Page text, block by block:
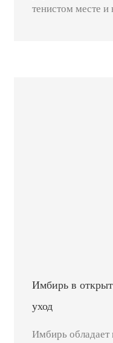
тенистом месте и
Имбирь в
уход
Имбирь обладает